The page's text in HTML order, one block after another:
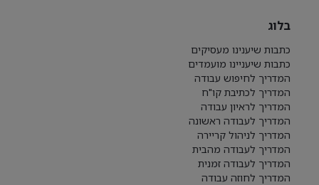
בלוג
כתבות שיענינו מעסיקים
כתבות שיעניינו מועמדים
המדריך לחיפוש עבודה
המדריך לכתיבת קו"ח
המדריך לראיון עבודה
המדריך לעבודה ראשונה
המדריך לניהול קריירה
המדריך לעבודה מהבית
המדריך לעבודה זמנית
המדריך לחוזה עבודה